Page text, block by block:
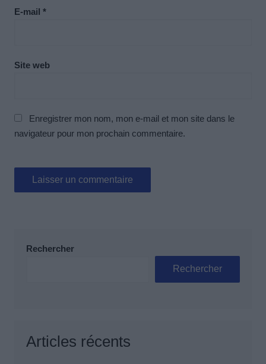
E-mail *
Site web
Enregistrer mon nom, mon e-mail et mon site dans le
navigateur pour mon prochain commentaire.
Rechercher
Rechercher
Articles récents